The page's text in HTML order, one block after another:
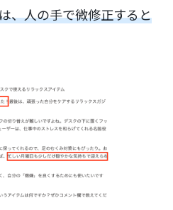
、人の手で微修正すると